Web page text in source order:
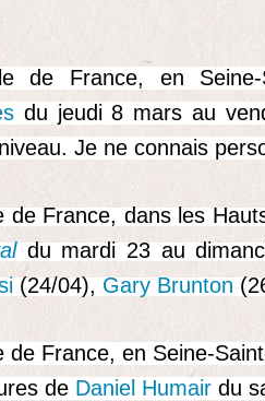
de France, en Seine-
du jeudi 8 mars au
Je ne connais
de France, dans les
du mardi 23 au
(24/04),Gary Brunton
de France, en Seine-
de Daniel Humair du